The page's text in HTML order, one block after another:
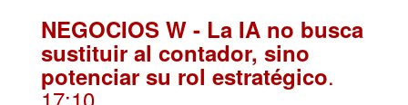
NEGOCIOS W - La IA no busca
sustituir al contador, sino
potenciar su rol estratégico.